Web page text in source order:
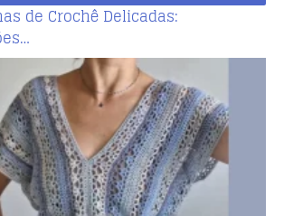
de Crochê Delicadas: